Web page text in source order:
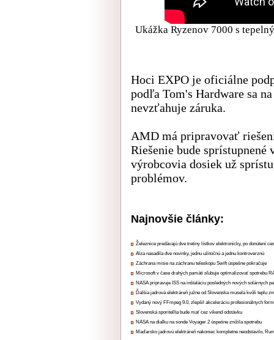
Ukážka Ryzenov 7000 s
Hoci EXPO je oficiálne
podľa Tom's Hardware sa
nevzťahuje záruka.
AMD má pripravovať
Riešenie bude
výrobcovia dosiek už
problémov.
Najnovšie články:
Železnice predávajú dve tretiny lístkov elektronicky, po donútení
Alza nasadila dve novinky, jednu užitočnú a jednu kontroverznú
Záchrana misie na záchranu teleskopu Swift úspešne pokračuje
Microsoft v čase drahých pamätí sľubuje optimalizovať spotrebu
NASA pripravuje ISS na inštaláciu posledných nových solárnych
Ďalšia jadrová elektráreň južne od Slovenska musela kvôli teplu
Vydaný nový FFmpeg 9.0, zlepšil akceleráciu profesionálnych
Slovenská sporiteľňa bude mať cez víkend odstávku
NASA na diaľku na sonde Voyager 2 úspešne znížila spotrebu
Maďarsko jadrovú elektráreň nakoniec kompletne neodstavilo,